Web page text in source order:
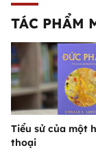
TÁC PHẨM
Tiểu sử của một
thoại